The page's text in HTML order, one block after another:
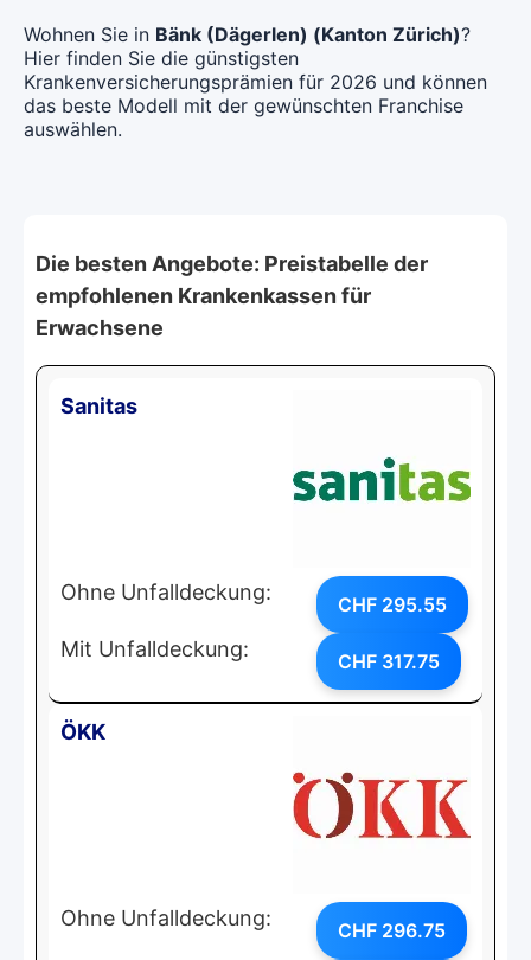
Wohnen Sie in Bänk (Dägerlen) (Kanton Zürich)?
Hier finden Sie die günstigsten
Krankenversicherungsprämien für 2026 und können
das beste Modell mit der gewünschten Franchise
auswählen.
Die besten Angebote: Preistabelle der
empfohlenen Krankenkassen für
Erwachsene
Sanitas
Ohne Unfalldeckung: CHF 295.55
Mit Unfalldeckung: CHF 317.75
ÖKK
Ohne Unfalldeckung: CHF 296.75